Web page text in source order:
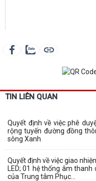
TIN LIÊN QUAN
Quyết định về việc phê
rộng tuyến đường đồng
sông Xanh
Quyết định về việc giao
LED; 01 hệ thống âm
của Trung tâm Phục...